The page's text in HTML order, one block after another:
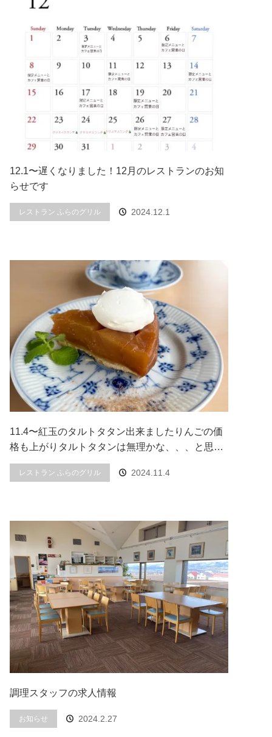
12.1〜︎遅くなりました！12月のレストランのお知
らせです
レストラン ふらのグリル 2024.12.1
11.4〜紅玉のタルトタタン出来ましたりんごの価
格も上がりタルトタタンは無理かな、、、と思…
レストラン ふらのグリル 2024.11.4
調理スタッフの求人情報
お知らせ 2024.2.27